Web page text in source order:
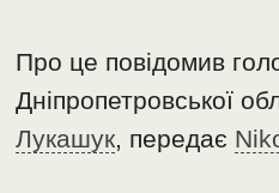
Про це повідомив
Дніпропетровської
Лукашук, передає